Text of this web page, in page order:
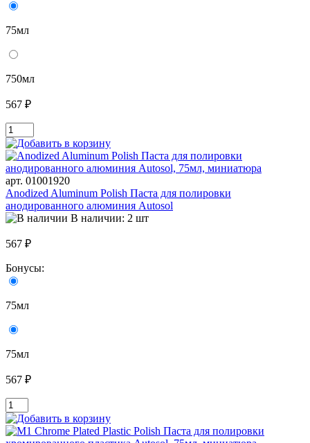
75мл
750мл
567 ₽
арт. 01001920
Anodized Aluminum Polish Паста для полировки
анодированного алюминия Autosol
В наличии: 2 шт
567 ₽
Бонусы:
75мл
75мл
567 ₽